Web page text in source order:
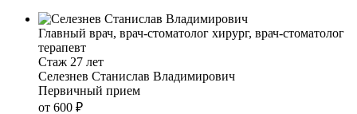
Главный врач, врач-стоматолог хирург, врач-стоматолог
терапевт
Стаж 27 лет
Селезнев Станислав Владимирович
Первичный прием
от 600 ₽